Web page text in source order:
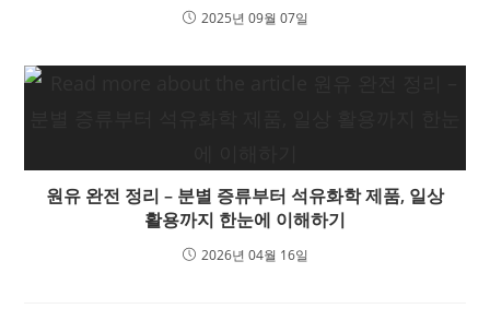
2025년 09월 07일
원유 완전 정리 – 분별 증류부터 석유화학 제품, 일상
활용까지 한눈에 이해하기
2026년 04월 16일